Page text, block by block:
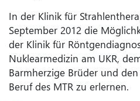
In der Klinik für
September 2012 die
der Klinik für
Nuklearmedizin am UKR,
Barmherzige Brüder und
Beruf des MTR zu erlernen.